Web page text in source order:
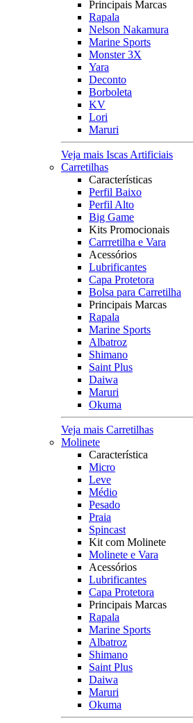
Principais Marcas
Rapala
Nelson Nakamura
Marine Sports
Monster 3X
Yara
Deconto
Borboleta
KV
Lori
Maruri
Veja mais Iscas Artificiais
Carretilhas
Características
Perfil Baixo
Perfil Alto
Big Game
Kits Promocionais
Carrretilha e Vara
Acessórios
Lubrificantes
Capa Protetora
Bolsa para Carretilha
Principais Marcas
Rapala
Marine Sports
Albatroz
Shimano
Saint Plus
Daiwa
Maruri
Okuma
Veja mais Carretilhas
Molinete
Característica
Micro
Leve
Médio
Pesado
Praia
Spincast
Kit com Molinete
Molinete e Vara
Acessórios
Lubrificantes
Capa Protetora
Principais Marcas
Rapala
Marine Sports
Albatroz
Shimano
Saint Plus
Daiwa
Maruri
Okuma